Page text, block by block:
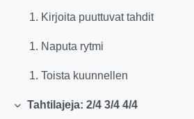
1. Kirjoita puuttuvat tahdit
1. Naputa rytmi
1. Toista kuunnellen
Tiivistä
Tahtilajeja: 2/4 3/4 4/4